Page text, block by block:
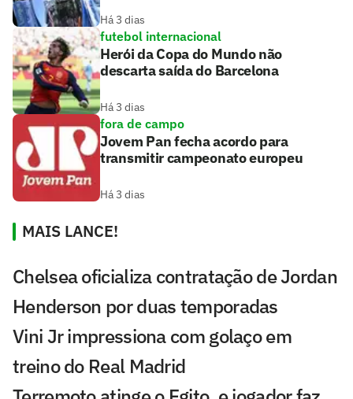
Há 3 dias
futebol internacional
Herói da Copa do Mundo não
descarta saída do Barcelona
Há 3 dias
fora de campo
Jovem Pan fecha acordo para
transmitir campeonato europeu
Há 3 dias
MAIS LANCE!
Chelsea oficializa contratação de Jordan
Henderson por duas temporadas
Vini Jr impressiona com golaço em
treino do Real Madrid